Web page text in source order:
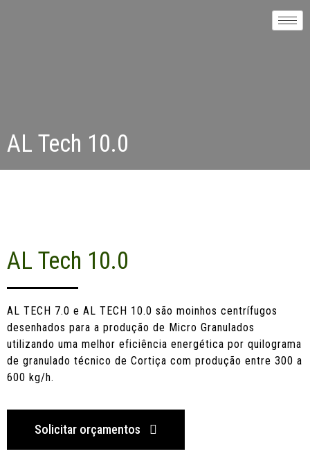
AL Tech 10.0
AL Tech 10.0
AL TECH 7.0 e AL TECH 10.0 são moinhos centrífugos
desenhados para a produção de Micro Granulados
utilizando uma melhor eficiência energética por quilograma
de granulado técnico de Cortiça com produção entre 300 a
600 kg/h.
Solicitar orçamentos